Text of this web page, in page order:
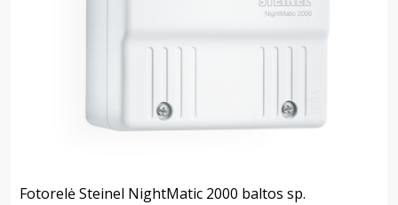
Fotorelė Steinel NightMatic 2000 baltos sp.